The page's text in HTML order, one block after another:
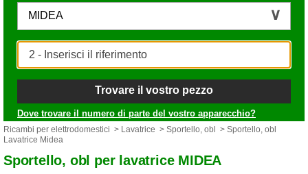
MIDEA
Trovare il vostro pezzo
Dove trovare il numero di parte del vostro apparecchio?
Ricambi per elettrodomestici > Lavatrice > Sportello, obl
> Sportello, obl
Lavatrice Midea
Sportello, obl per lavatrice MIDEA